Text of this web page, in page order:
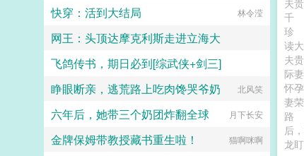
夫
千
珍
读
夫贵
际
怀孕
妻
路
后
龙
快穿：活到大结局 林令滢
网王：头顶达摩克利斯走进立海大
ai穿越的黑兔
飞鸽传书，期日必到[综武侠+剑三]
花与剑与简
睁眼断亲，逃荒路上吃肉馋哭爷奶 北风笑
六年后，她带三个奶团炸翻全球 月下长安
金牌保姆带教授藏书重生啦！ 猫啊咪啊